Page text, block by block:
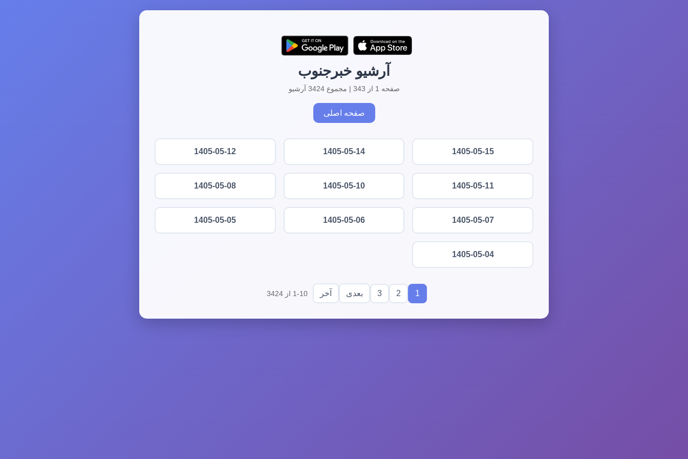
آرشیو خبرجنوب
صفحه 1 از 343 | مجموع 3424 آرشیو
صفحه اصلی
1405-05-15
1405-05-14
1405-05-12
1405-05-11
1405-05-10
1405-05-08
1405-05-07
1405-05-06
1405-05-05
1405-05-04
1
2
3 بعدی آخر 1-10 از 3424